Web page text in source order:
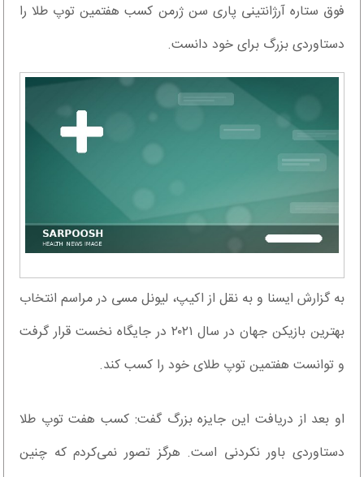
فوق ستاره آرژانتینی پاری سن ژرمن کسب هفتمین توپ طلا را
دستاوردی بزرگ برای خود دانست.
به گزارش ایسنا و به نقل از اکیپ، لیونل مسی در مراسم انتخاب
بهترین بازیکن جهان در سال ۲۰۲۱ در جایگاه نخست قرار گرفت
و توانست هفتمین توپ طلای خود را کسب کند.
او بعد از دریافت این جایزه بزرگ گفت: کسب هفت توپ طلا
دستاوردی باور نکردنی است. هرگز تصور نمی‌کردم که چنین